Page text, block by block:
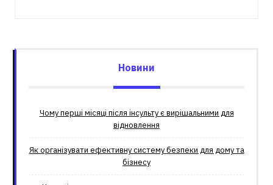
Новини
Чому перші місяці після інсульту є вирішальними для
відновлення
Як організувати ефективну систему безпеки для дому та
бізнесу